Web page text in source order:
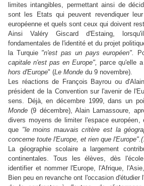
limites intangibles, permettant ainsi de
sont les Etats qui peuvent revendiquer
européenne et quels sont ceux qui doivent
Ainsi Valéry Giscard d'Estaing,
fondamentales de l'identité et du projet
la Turquie "n'est pas un pays européen".
capitale n'est pas en Europe", parce qu'elle
hors d'Europe" (Le Monde du 9 novembre).
Les réactions de François Bayrou ou
président de la Convention sur l'avenir de
sens. Déjà, en décembre 1999, dans un
Monde (9 décembre), Alain Lamassoure,
divers moyens de limiter l'espace
que "le moins mauvais critère est la
concerne toute l'Europe, et rien que
La géographie scolaire a largement
continentales. Tous les élèves, dès
identifier et nommer l'Europe, l'Afrique,
Bien peu en revanche ont l'occasion d'étudier